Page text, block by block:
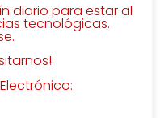
diario para estar al
tecnológicas.